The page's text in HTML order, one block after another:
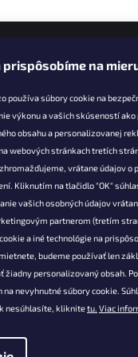
prispôsobíme na
používa súbory cookie na
výkonu a vašich skúseností
obsahu a personalizovanej
webových stránkach tretích
vrátane údajov o
Kliknutím na tlačidlo "OK"
vašich osobných údajov
partnerom (tretím
a iné technológie na
budeme používať len
žiadny personalizovaný obsah.
na nevyhnutné súbory cookie.
nesúhlasíte, kliknitetu. Viac
pre vás
a
produktov
ochrany